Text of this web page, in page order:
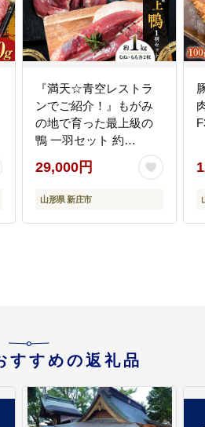
『満天☆青空レストラ
ンでご紹介！』もがみ
の地で育った最上級の
鴨 一羽セット 約
1kg（むね2枚、もも2
枚）最上鴨 かも 鴨 鴨肉
鴨鍋 鴨南蛮 鴨焼き 山形
29,000円
山形県 新庄市
すすめの返礼品